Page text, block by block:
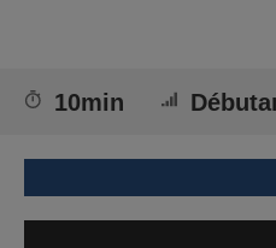
10min